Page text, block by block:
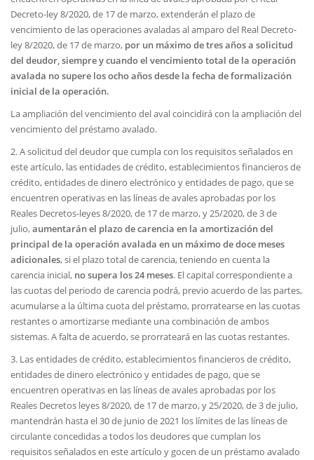
Decreto-ley 8/2020, de 17 de marzo, extenderán el plazo de
vencimiento de las operaciones avaladas al amparo del Real Decreto-
ley 8/2020, de 17 de marzo, por un máximo de tres años a solicitud
del deudor, siempre y cuando el vencimiento total de la operación
avalada no supere los ocho años desde la fecha de formalización
inicial de la operación.
La ampliación del vencimiento del aval coincidirá con la ampliación del
vencimiento del préstamo avalado.
2. A solicitud del deudor que cumpla con los requisitos señalados en
este artículo, las entidades de crédito, establecimientos financieros de
crédito, entidades de dinero electrónico y entidades de pago, que se
encuentren operativas en las líneas de avales aprobadas por los
Reales Decretos-leyes 8/2020, de 17 de marzo, y 25/2020, de 3 de
julio,aumentarán el plazo de carencia en la amortización del
principal de la operación avalada en un máximo de doce meses
adicionales, si el plazo total de carencia, teniendo en cuenta la
carencia inicial, no supera los 24 meses. El capital correspondiente a
las cuotas del periodo de carencia podrá, previo acuerdo de las partes,
acumularse a la última cuota del préstamo, prorratearse en las cuotas
restantes o amortizarse mediante una combinación de ambos
sistemas. A falta de acuerdo, se prorrateará en las cuotas restantes.
3. Las entidades de crédito, establecimientos financieros de crédito,
entidades de dinero electrónico y entidades de pago, que se
encuentren operativas en las líneas de avales aprobadas por los
Reales Decretos leyes 8/2020, de 17 de marzo, y 25/2020, de 3 de julio,
mantendrán hasta el 30 de junio de 2021 los límites de las líneas de
circulante concedidas a todos los deudores que cumplan los
requisitos señalados en este artículo y gocen de un préstamo avalado